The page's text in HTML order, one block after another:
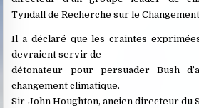
Tyndall de Recherche sur le
Il a déclaré que les craintes
devraient servir de
détonateur pour persuader Bush
changement climatique.
Sir John Houghton, ancien directeur du